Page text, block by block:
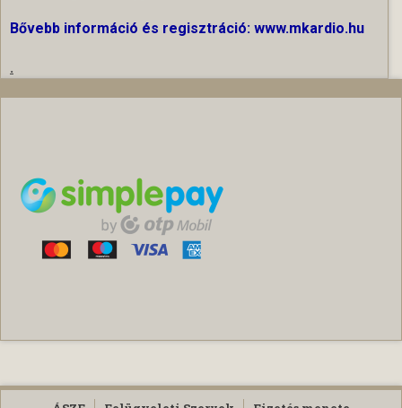
Bővebb információ és regisztráció: www.mkardio.hu
.